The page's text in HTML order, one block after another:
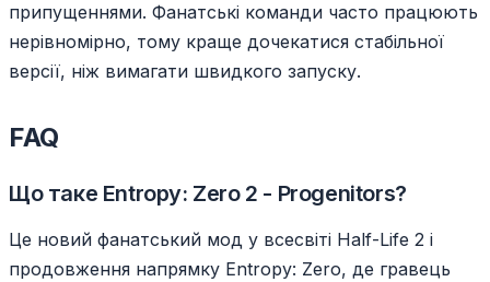
припущеннями. Фанатські команди часто працюють
нерівномірно, тому краще дочекатися стабільної
версії, ніж вимагати швидкого запуску.
FAQ
Що таке Entropy: Zero 2 - Progenitors?
Це новий фанатський мод у всесвіті Half-Life 2 і
продовження напрямку Entropy: Zero, де гравець